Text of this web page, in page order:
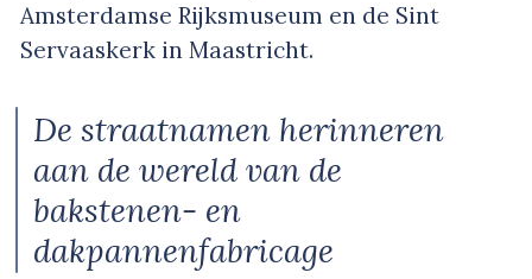
Amsterdamse Rijksmuseum en de Sint
Servaaskerk in Maastricht.
De straatnamen herinneren
aan de wereld van de
bakstenen- en
dakpannenfabricage